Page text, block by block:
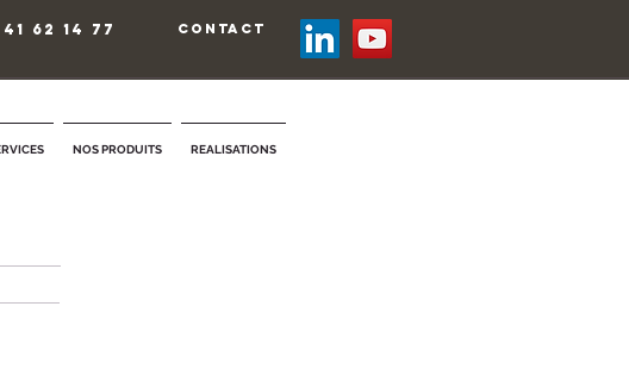
62 14 77 contact
NOS PRODUITS REALISATIONS